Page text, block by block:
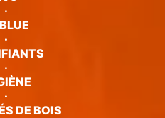
·
·
·
·
DE BOIS